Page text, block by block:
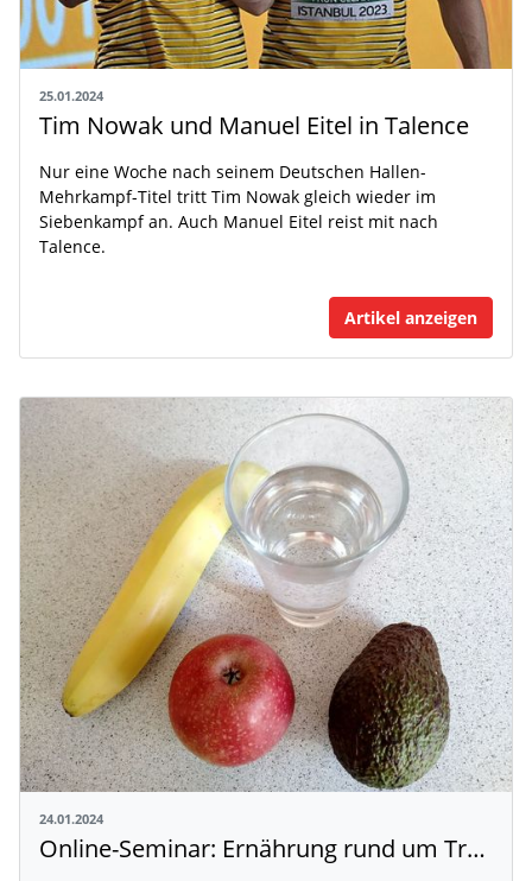
25.01.2024
Tim Nowak und Manuel Eitel in Talence
Nur eine Woche nach seinem Deutschen Hallen-
Mehrkampf-Titel tritt Tim Nowak gleich wieder im
Siebenkampf an. Auch Manuel Eitel reist mit nach
Talence.
Artikel anzeigen
24.01.2024
Online-Seminar: Ernährung rund um Training und Wettkampf